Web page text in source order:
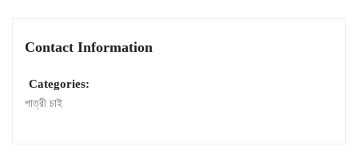
Contact Information
Categories:
পাত্রী চাই